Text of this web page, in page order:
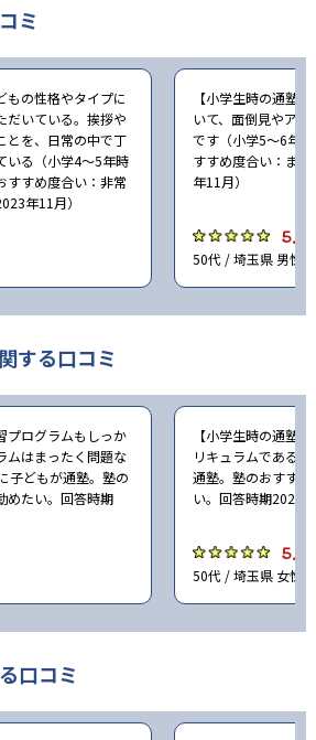
ミ
もの性格やタイプに
だいている。挨拶や
とを、日常の中で丁
いる（小学4〜5年時
すすめ度合い：非常
年11月）
【小学生時の通塾
いて、面倒見やア
です（小学5〜6年
すすめ度合い：ま
年11月）
5.0
50代 / 埼玉県 男性
する口コミ
プログラムもしっか
ムはまったく問題な
子どもが通塾。塾の
めたい。回答時期
【小学生時の通塾
リキュラムである
通塾。塾のおすす
い。回答時期2023
5.0
50代 / 埼玉県 女性
口コミ